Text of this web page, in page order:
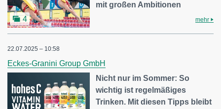
4
mit großen Ambitionen
mehr
22.07.2025 – 10:58
Eckes-Granini Group GmbH
Nicht nur im Sommer: So
wichtig ist regelmäßiges
Trinken. Mit diesen Tipps bleibt